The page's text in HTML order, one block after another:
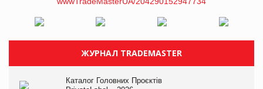
ЖУРНАЛ TRADEMASTER
Каталог Головних Проєктів